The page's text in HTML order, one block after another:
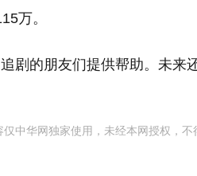
万。
剧的朋友们提供帮助。未来
仅中华网独家使用，未经本网授权，不